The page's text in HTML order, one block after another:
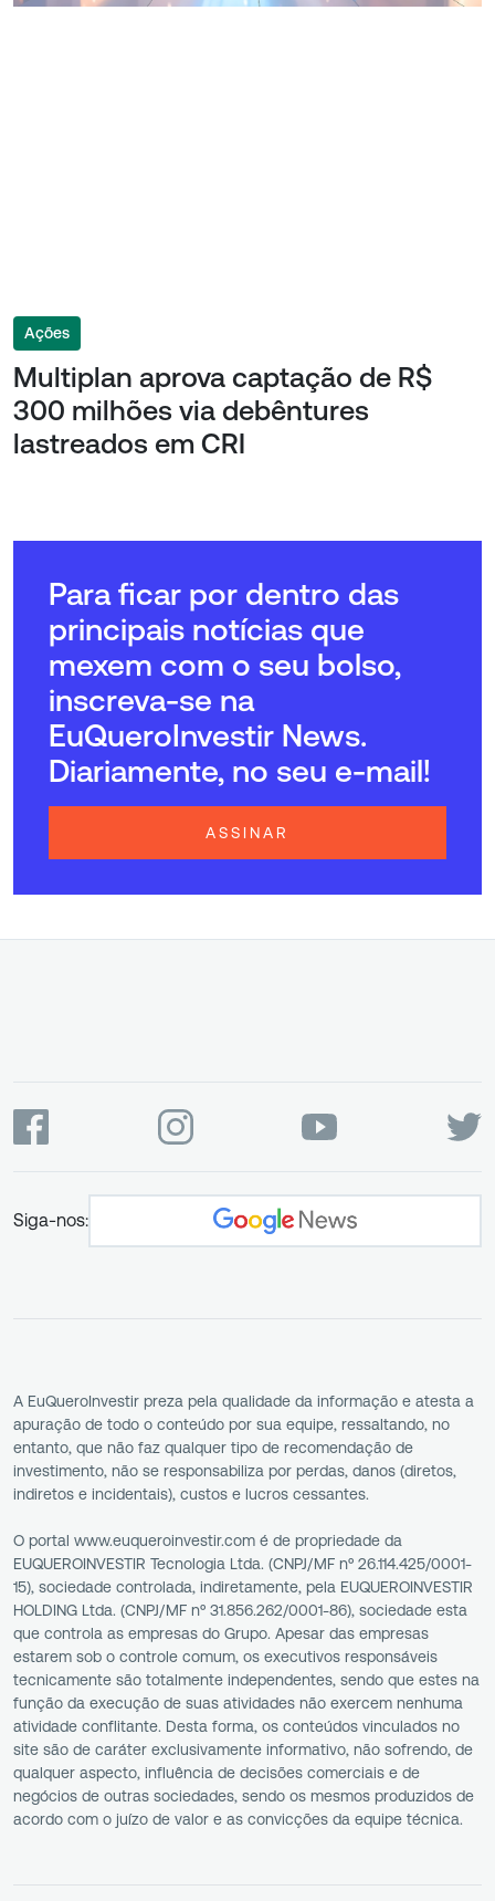
Ações
Multiplan aprova captação de R$
300 milhões via debêntures
lastreados em CRI
Para ficar por dentro das
principais notícias que
mexem com o seu bolso,
inscreva-se na
EuQueroInvestir News.
Diariamente, no seu e-mail!
ASSINAR
Siga-nos:
A EuQueroInvestir preza pela qualidade da informação e atesta a
apuração de todo o conteúdo por sua equipe, ressaltando, no
entanto, que não faz qualquer tipo de recomendação de
investimento, não se responsabiliza por perdas, danos (diretos,
indiretos e incidentais), custos e lucros cessantes.
O portal www.euqueroinvestir.com é de propriedade da
EUQUEROINVESTIR Tecnologia Ltda. (CNPJ/MF nº 26.114.425/0001-
15), sociedade controlada, indiretamente, pela EUQUEROINVESTIR
HOLDING Ltda. (CNPJ/MF nº 31.856.262/0001-86), sociedade esta
que controla as empresas do Grupo. Apesar das empresas
estarem sob o controle comum, os executivos responsáveis
tecnicamente são totalmente independentes, sendo que estes na
função da execução de suas atividades não exercem nenhuma
atividade conflitante. Desta forma, os conteúdos vinculados no
site são de caráter exclusivamente informativo, não sofrendo, de
qualquer aspecto, influência de decisões comerciais e de
negócios de outras sociedades, sendo os mesmos produzidos de
acordo com o juízo de valor e as convicções da equipe técnica.